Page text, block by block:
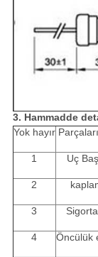
3. Hammadde
Yok hayır
1 Uç
2
3
4 Öncülük